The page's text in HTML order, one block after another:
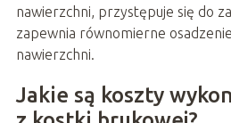
nawierzchni, przystępuje się do
zapewnia równomierne
nawierzchni.
Jakie są koszty